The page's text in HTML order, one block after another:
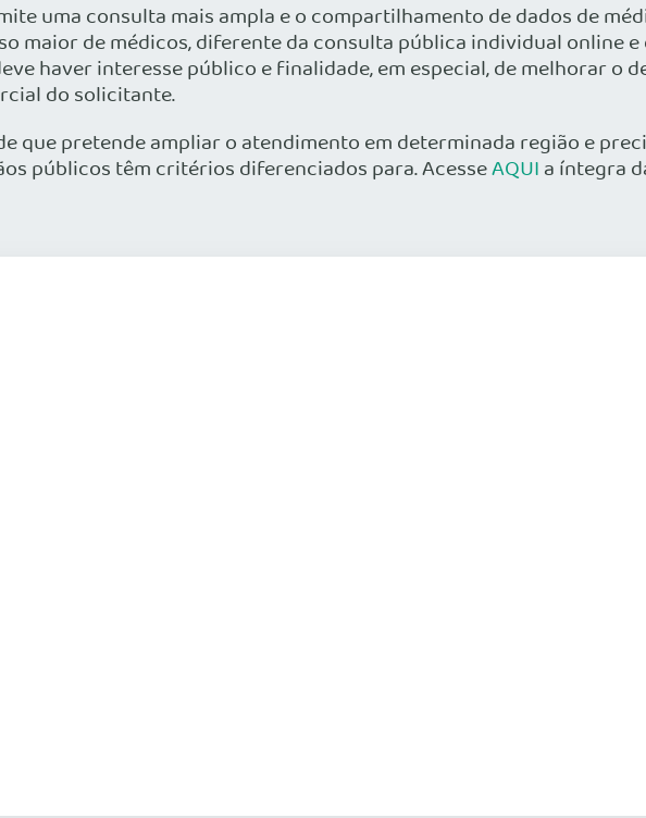
uma consulta mais ampla e o compartilhamento de dados de
maior de médicos, diferente da consulta pública individual online
haver interesse público e finalidade, em especial, de melhorar o
do solicitante.
que pretende ampliar o atendimento em determinada região e
públicos têm critérios diferenciados para. AcesseAQUI a íntegra